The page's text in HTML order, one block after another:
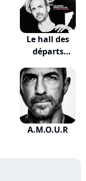
Le hall des
départs
A.M.O.U.R